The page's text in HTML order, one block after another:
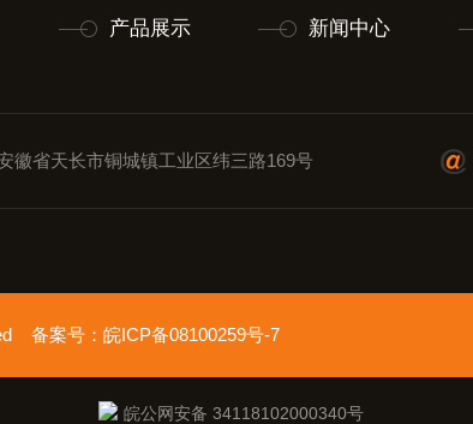
产品展示 新闻中心
徽省天长市铜城镇工业区纬三路169号
备案号： 皖ICP备08100259号-7
皖公网安备 34118102000340号